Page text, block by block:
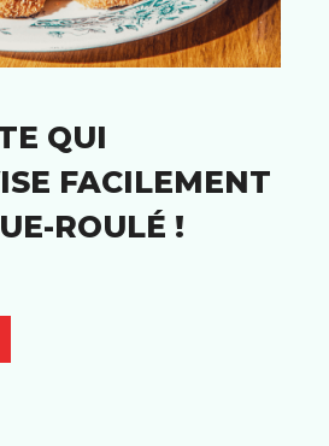
QUI
FACILEMENT
ROULÉ !